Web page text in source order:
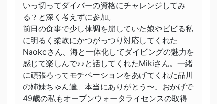
いっ切ってダイバーの資格にチャレンジしてみ
る？と深く考えずに参加。
前日の食事で少し体調を崩していた娘やビビる私
に明るく柔軟にかつがっつり対応してくれた
Naokoさん、海と一体化してダイビングの魅力を
感じて楽しんで♪♪と話してくれたMikiさん。一緒
に頑張ろってモチベーションをあげてくれた品川
の姉妹ちゃん達。本当にありがとう〜。おかげで
49歳の私もオープンウォータライセンスの取得